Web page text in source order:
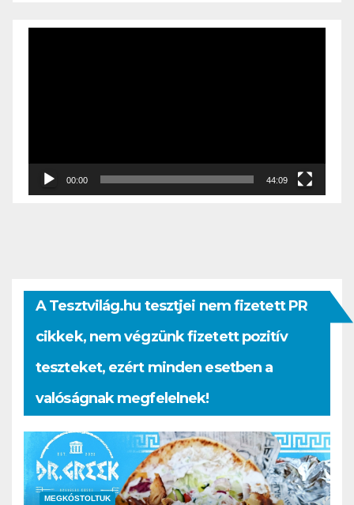
00:00 44:09
A Tesztvilág.hu tesztjei nem fizetett PR
cikkek, nem végzünk fizetett pozitív
teszteket, ezért minden esetben a
valóságnak megfelelnek!
MEGKÓSTOLTUK